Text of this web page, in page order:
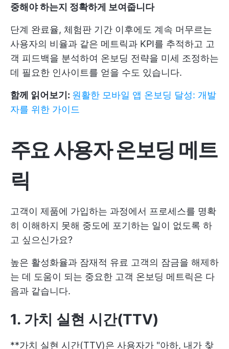
중해야 하는지 정확하게 보여줍니다
단계 완료율, 체험판 기간 이후에도 계속 머무르는
사용자의 비율과 같은 메트릭과 KPI를 추적하고 고
객 피드백을 분석하여 온보딩 전략을 미세 조정하는
데 필요한 인사이트를 얻을 수도 있습니다.
함께 읽어보기: 원활한 모바일 앱 온보딩 달성: 개발
자를 위한 가이드
주요 사용자 온보딩 메트
릭
고객이 제품에 가입하는 과정에서 프로세스를 명확
히 이해하지 못해 중도에 포기하는 일이 없도록 하
고 싶으신가요?
높은 활성화율과 잠재적 유료 고객의 잠금을 해제하
는 데 도움이 되는 중요한 고객 온보딩 메트릭은 다
음과 같습니다.
1. 가치 실현 시간(TTV)
**가치 실현 시간(TTV)은 사용자가 "아하, 내가 찾